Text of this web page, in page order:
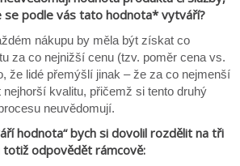
se podle vás tato hodnota* vytváří?
nákupu by měla být získat co
za co nejnižší cenu (tzv. poměr cena vs.
že lidé přemýšlí jinak – že za co nejmenší
kvalitu, přičemž si tento druhý
neuvědomují.
hodnota“ bych si dovolil rozdělit na tři
totiž odpovědět rámcově: